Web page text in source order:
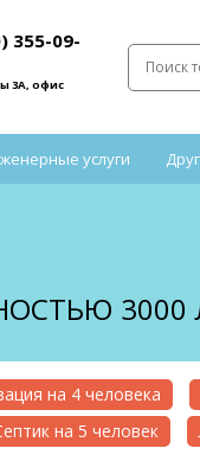
355-09-
3А, офис
услуги
3000
на 4 человека
на 5 человек